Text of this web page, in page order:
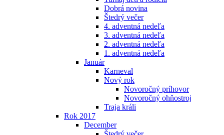
Dobrá novina
Štedrý večer
4. adventná nedeľa
3. adventná nedeľa
2. adventná nedeľa
1. adventná nedeľa
Január
Karneval
Nový rok
Novoročný príhovor
Novoročný ohňostroj
Traja králi
Rok 2017
December